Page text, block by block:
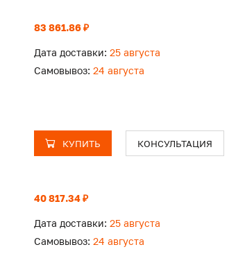
83 861.86 ₽
Дата доставки: 25 августа
Самовывоз: 24 августа
КУПИТЬ КОНСУЛЬТАЦИЯ
40 817.34 ₽
Дата доставки: 25 августа
Самовывоз: 24 августа